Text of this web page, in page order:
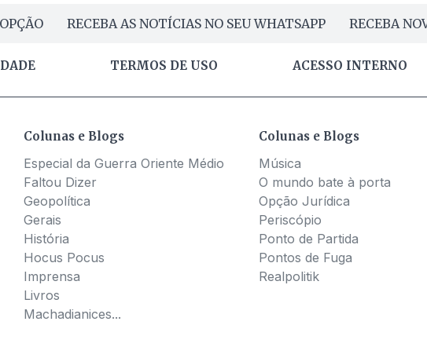
RECEBA AS NOTÍCIAS NO SEU WHATSAPP RECEBA
TERMOS DE USO ACESSO INTERNO
Colunas e Blogs
Especial da Guerra Oriente Médio
Faltou Dizer
Geopolítica
Gerais
História
Hocus Pocus
Imprensa
Livros
Machadianices...
Colunas e Blogs
Música
O mundo bate à porta
Opção Jurídica
Periscópio
Ponto de Partida
Pontos de Fuga
Realpolitik